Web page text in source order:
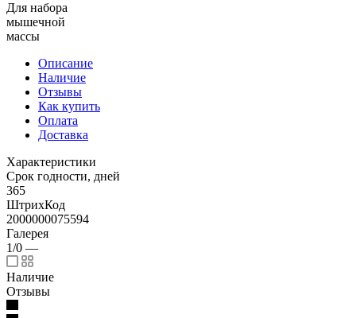
Для набора
мышечной
массы
Описание
Наличие
Отзывы
Как купить
Оплата
Доставка
Характеристики
Срок годности, дней
365
ШтрихКод
2000000075594
Галерея
1/0 —
Наличие
Отзывы